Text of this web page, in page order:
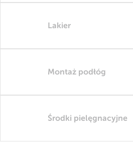
Lakier
Montaż podłóg
Środki pielęgnacyjne